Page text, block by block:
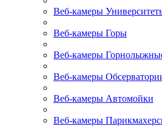
Веб-камеры
Веб-камеры Горы
Веб-камеры
Веб-камеры
Веб-камеры Автомойки
Веб-камеры